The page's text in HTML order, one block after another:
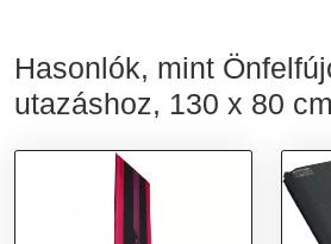
Hasonlók, mint
utazáshoz, 130 x 80